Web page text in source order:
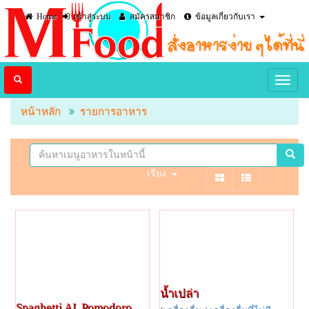
Home เข้าสู่ระบบ สมัครสมาชิก ข้อมูลเกี่ยวกับเรา
หน้าหลัก รายการอาหาร
เรียง
น้ำเปล่า